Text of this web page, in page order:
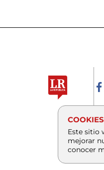
COOKIES
Este sitio
mejorar
conocer